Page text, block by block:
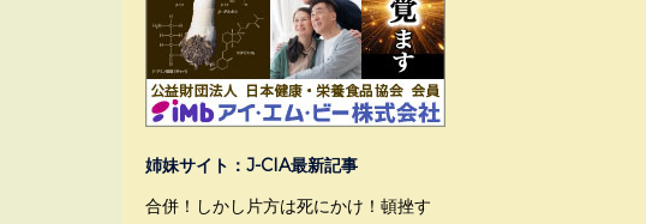
姉妹サイト：J-CIA最新記事
合併！しかし片方は死にかけ！頓挫す